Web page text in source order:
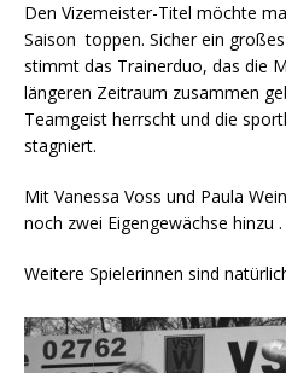
Den Vizemeister-Titel möchte
Saison toppen. Sicher ein
stimmt das Trainerduo, das die
längeren Zeitraum zusammen
Teamgeist herrscht und die
stagniert.
Mit Vanessa Voss und Paula
noch zwei Eigengewächse hinzu .
Weitere Spielerinnen sind